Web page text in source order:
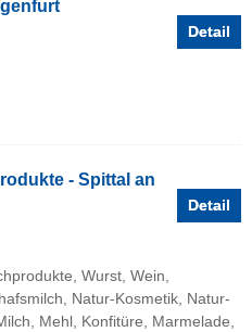
Detail
Detail
- Spittal an
Wurst, Wein,
Natur-Kosmetik, Natur-
Mehl, Konfitüre, Marmelade,